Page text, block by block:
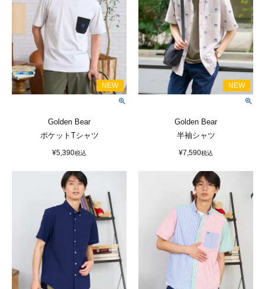
Golden Bear
ポケットTシャツ
¥5,390税込
Golden Bear
半袖シャツ
¥7,590税込